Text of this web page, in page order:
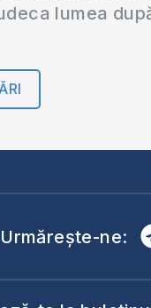
lumea
Urmărește-ne: